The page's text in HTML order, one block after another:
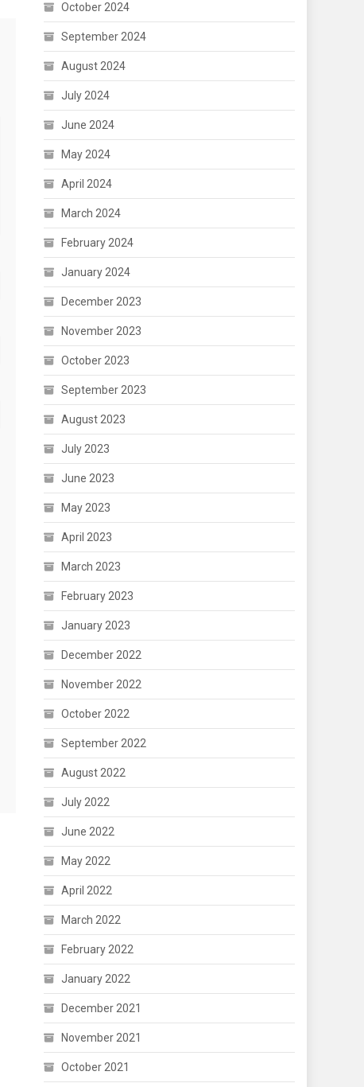
October 2024
September 2024
August 2024
July 2024
June 2024
May 2024
April 2024
March 2024
February 2024
January 2024
December 2023
November 2023
October 2023
September 2023
August 2023
July 2023
June 2023
May 2023
April 2023
March 2023
February 2023
January 2023
December 2022
November 2022
October 2022
September 2022
August 2022
July 2022
June 2022
May 2022
April 2022
March 2022
February 2022
January 2022
December 2021
November 2021
October 2021